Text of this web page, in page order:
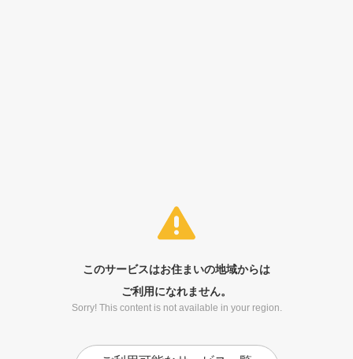
このサービスはお住まいの地域からは
ご利用になれません。
Sorry! This content is not available in your region.